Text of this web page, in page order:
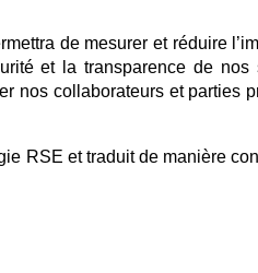
de mesurer et réduire
et la transparence de nos
nos collaborateurs et parties
RSE et traduit de manière